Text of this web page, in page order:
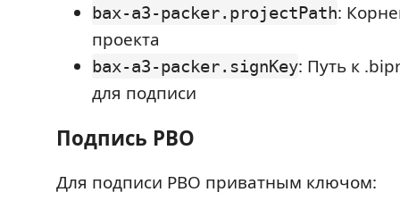
bax-a3-packer.projectPath:
проекта
bax-a3-packer.signKey: Путь к
для подписи
Подпись PBO
Для подписи PBO приватным ключом: